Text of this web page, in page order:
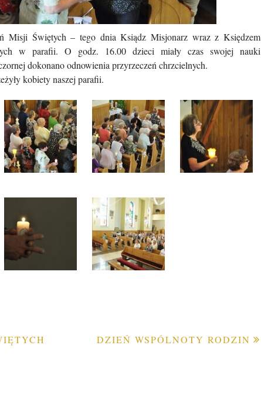
Misji Świętych – tego dnia Ksiądz Misjonarz wraz z Księdzem
w parafii. O godz. 16.00 dzieci miały czas swojej nauki
dokonano odnowienia przyrzeczeń chrzcielnych.
kobiety naszej parafii.
DZIEŃ WSPÓLNOTY RODZIN